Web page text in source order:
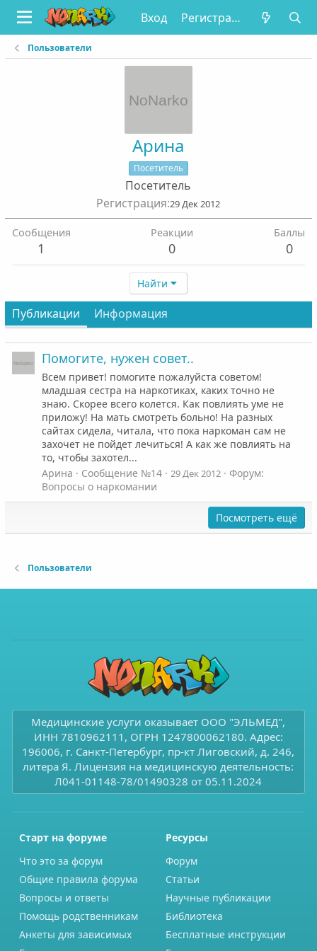
Вход Регистрация
Пользователи
Арина
Посетитель
Посетитель
Регистрация 29 Дек 2012
Сообщения
1
Реакции
0
Баллы
0
Найти
Публикации Информация
Помогите, нужен совет..
Всем привет! помогите пожалуйста советом!
младшая сестра на наркотиках, каких точно не
знаю. Скорее всего колется. Как повлиять уме не
приложу! На мать смотреть больно! На разных
сайтах сидела, читала, что пока наркоман сам не
захочет не пойдет лечиться! А как же повлиять на
то, чтобы захотел...
Арина
Сообщение №14 29 Дек 2012
Форум:
Вопросы о наркомании
Посмотреть ещё
Пользователи
Медицинские услуги оказывает ООО "ЭЛЬМЕД",
ИНН 7810962111, ОГРН 1247800062180. Адрес:
196006, г. Санкт-Петербург, пр-кт Лиговский, д. 246,
литера Я. Лицензия на медицинскую деятельность:
Л041-01148-78/01490328 от 05.11.2024
Старт на форуме
Что это за форум
Общие правила форума
Вопросы и ответы
Помощь родственникам
Анкеты для зависимых
Ресурсы
Форум
Статьи
Научные публикации
Библиотека
Бесплатные инструкции